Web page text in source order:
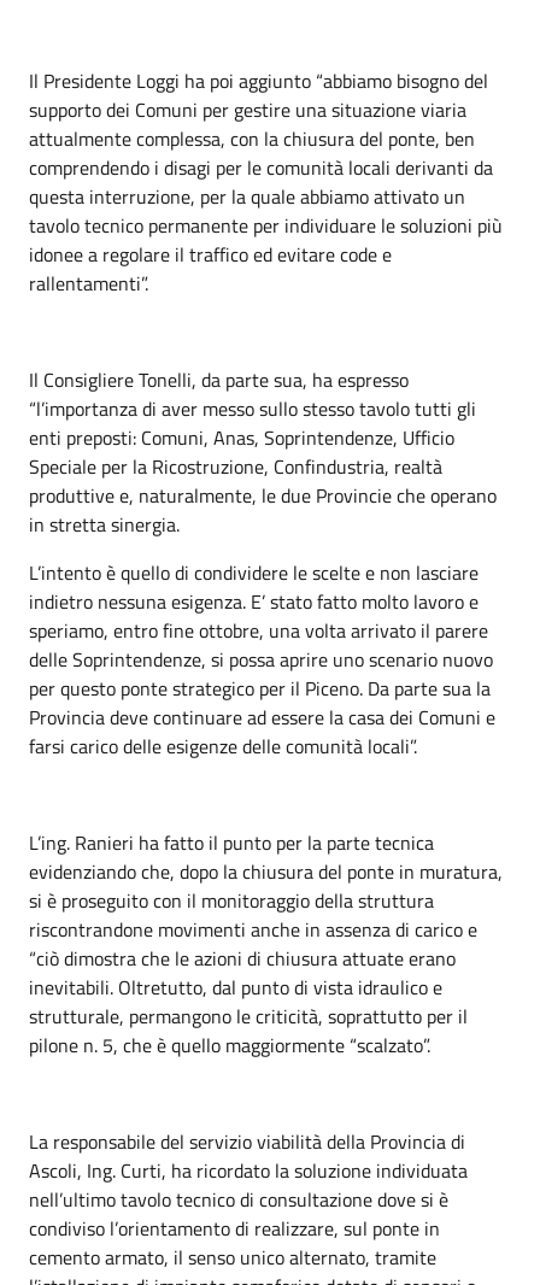
Il Presidente Loggi ha poi aggiunto “abbiamo bisogno del
supporto dei Comuni per gestire una situazione viaria
attualmente complessa, con la chiusura del ponte, ben
comprendendo i disagi per le comunità locali derivanti da
questa interruzione, per la quale abbiamo attivato un
tavolo tecnico permanente per individuare le soluzioni più
idonee a regolare il traffico ed evitare code e
rallentamenti”.
Il Consigliere Tonelli, da parte sua, ha espresso
“l’importanza di aver messo sullo stesso tavolo tutti gli
enti preposti: Comuni, Anas, Soprintendenze, Ufficio
Speciale per la Ricostruzione, Confindustria, realtà
produttive e, naturalmente, le due Provincie che operano
in stretta sinergia.
L’intento è quello di condividere le scelte e non lasciare
indietro nessuna esigenza. E’ stato fatto molto lavoro e
speriamo, entro fine ottobre, una volta arrivato il parere
delle Soprintendenze, si possa aprire uno scenario nuovo
per questo ponte strategico per il Piceno. Da parte sua la
Provincia deve continuare ad essere la casa dei Comuni e
farsi carico delle esigenze delle comunità locali”.
L’ing. Ranieri ha fatto il punto per la parte tecnica
evidenziando che, dopo la chiusura del ponte in muratura,
si è proseguito con il monitoraggio della struttura
riscontrandone movimenti anche in assenza di carico e
“ciò dimostra che le azioni di chiusura attuate erano
inevitabili. Oltretutto, dal punto di vista idraulico e
strutturale, permangono le criticità, soprattutto per il
pilone n. 5, che è quello maggiormente “scalzato”.
La responsabile del servizio viabilità della Provincia di
Ascoli, Ing. Curti, ha ricordato la soluzione individuata
nell’ultimo tavolo tecnico di consultazione dove si è
condiviso l’orientamento di realizzare, sul ponte in
cemento armato, il senso unico alternato, tramite